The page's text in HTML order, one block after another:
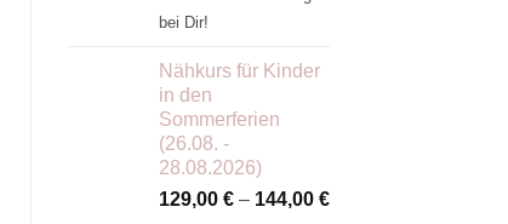
bei Dir!
Nähkurs für Kinder
in den
Sommerferien
(26.08. -
28.08.2026)
129,00 €– 144,00 €